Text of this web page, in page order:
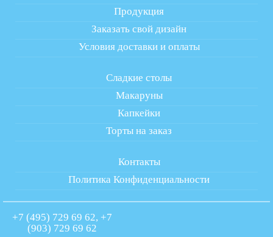
Продукция
Заказать свой дизайн
Условия доставки и оплаты
Сладкие столы
Макаруны
Капкейки
Торты на заказ
Контакты
Политика Конфиденциальности
+7 (495) 729 69 62, +7
(903) 729 69 62